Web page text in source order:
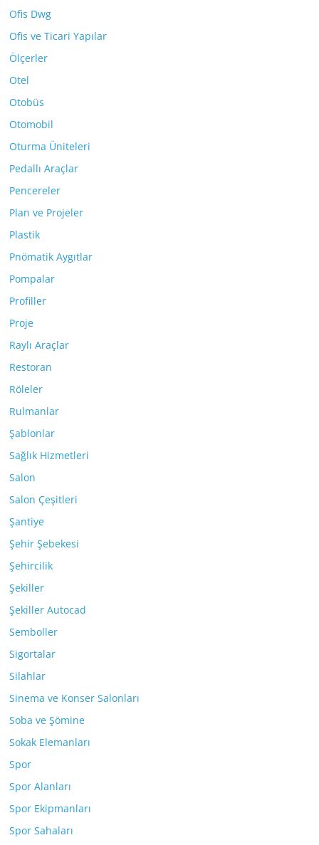
Ofis Dwg
Ofis ve Ticari Yapılar
Ölçerler
Otel
Otobüs
Otomobil
Oturma Üniteleri
Pedallı Araçlar
Pencereler
Plan ve Projeler
Plastik
Pnömatik Aygıtlar
Pompalar
Profiller
Proje
Raylı Araçlar
Restoran
Röleler
Rulmanlar
Şablonlar
Sağlık Hizmetleri
Salon
Salon Çeşitleri
Şantiye
Şehir Şebekesi
Şehircilik
Şekiller
Şekiller Autocad
Semboller
Sigortalar
Silahlar
Sinema ve Konser Salonları
Soba ve Şömine
Sokak Elemanları
Spor
Spor Alanları
Spor Ekipmanları
Spor Sahaları